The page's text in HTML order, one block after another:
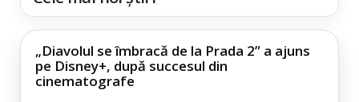
„Diavolul se îmbracă de la Prada 2” a ajuns
pe Disney+, după succesul din
cinematografe